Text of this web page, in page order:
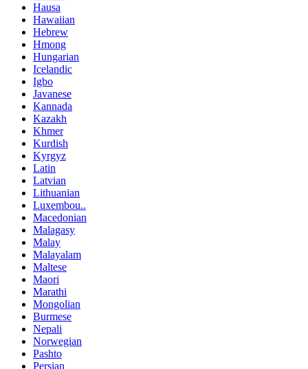
Hausa
Hawaiian
Hebrew
Hmong
Hungarian
Icelandic
Igbo
Javanese
Kannada
Kazakh
Khmer
Kurdish
Kyrgyz
Latin
Latvian
Lithuanian
Luxembou..
Macedonian
Malagasy
Malay
Malayalam
Maltese
Maori
Marathi
Mongolian
Burmese
Nepali
Norwegian
Pashto
Persian